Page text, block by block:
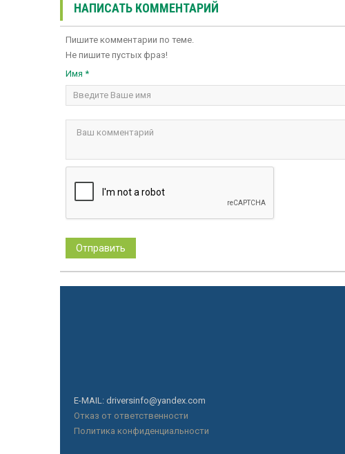
НАПИСАТЬ КОММЕНТАРИЙ
Пишите комментарии по теме.
Не пишите пустых фраз!
Имя *
E-MAIL: driversinfo@yandex.com
Отказ от ответственности
Политика конфиденциальности